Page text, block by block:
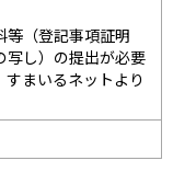
等（登記事項証明
写し）の提出が必要
まいるネットより